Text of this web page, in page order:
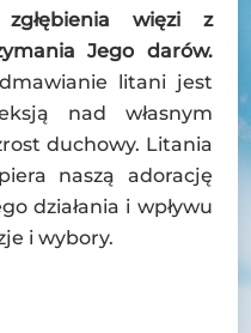
więzi z
Jego darów.
litani jest
nad własnym
duchowy. Litania
naszą adorację
działania i wpływu
i wybory.